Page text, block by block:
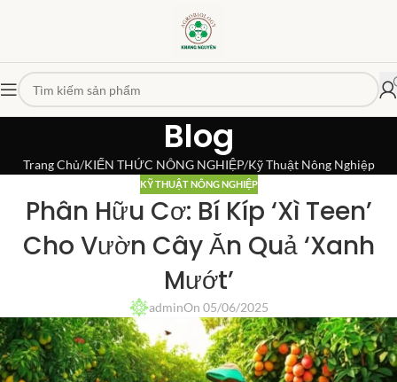
Blog
Trang Chủ KIẾN THỨC NÔNG NGHIỆP Kỹ Thuật Nông Nghiệp
KỸ THUẬT NÔNG NGHIỆP
Phân Hữu Cơ: Bí Kíp ‘Xì Teen’
Cho Vườn Cây Ăn Quả ‘Xanh
Mướt’
adminOn 05/06/2025